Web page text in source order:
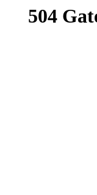
504